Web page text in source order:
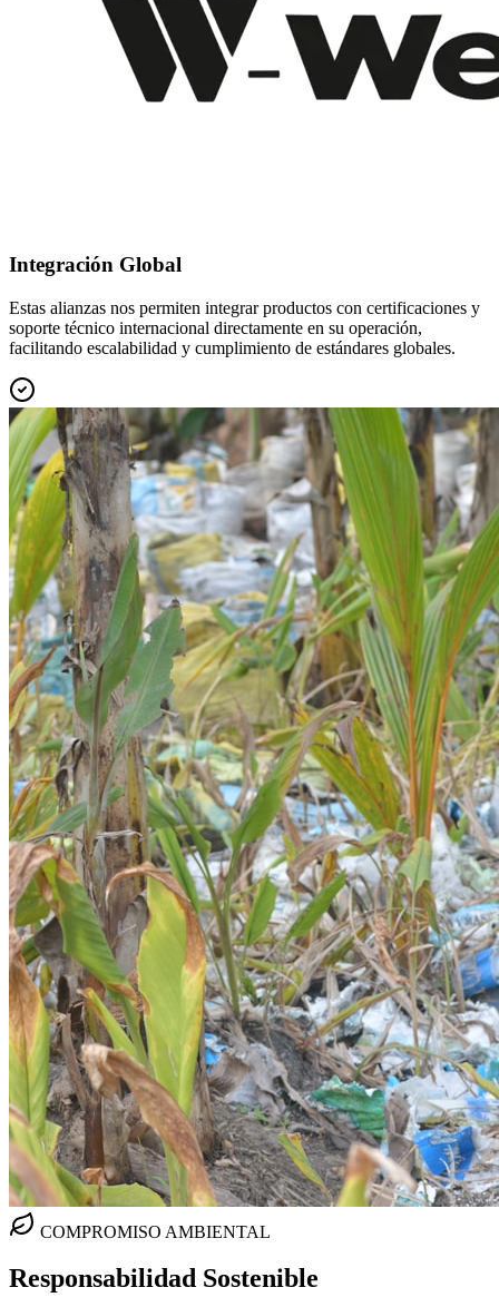
Integración Global
Estas alianzas nos permiten integrar productos con certificaciones y
soporte técnico internacional directamente en su operación,
facilitando escalabilidad y cumplimiento de estándares globales.
COMPROMISO AMBIENTAL
Responsabilidad Sostenible